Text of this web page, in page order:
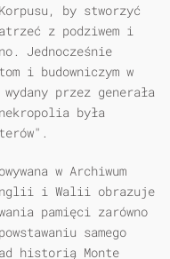
by stworzyć
z podziwem i
Jednocześnie
i budowniczym w
przez generała
była
w Archiwum
i Walii obrazuje
pamięci zarówno
samego
historią Monte